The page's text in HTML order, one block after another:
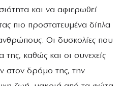
και να αφιερωθεί
πιο προστατευμένα δίπλα
Οι δυσκολίες που
της, καθώς και οι συνεχείς
στον δρόμο της, την